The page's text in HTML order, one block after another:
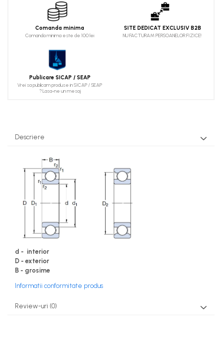
Comanda minima
Comanda minima este de 100 lei
SITE DEDICAT EXCLUSIV B2B
NU FACTURAM PERSOANELOR FIZICE!
Publicare SICAP / SEAP
Vrei sa publicam produse in SICAP / SEAP
? Lasa-ne un mesaj
Descriere
d - interior
D - exterior
B - grosime
Informatii conformitate produs
Review-uri (0)